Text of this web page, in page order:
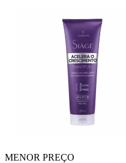
MENOR PREÇO